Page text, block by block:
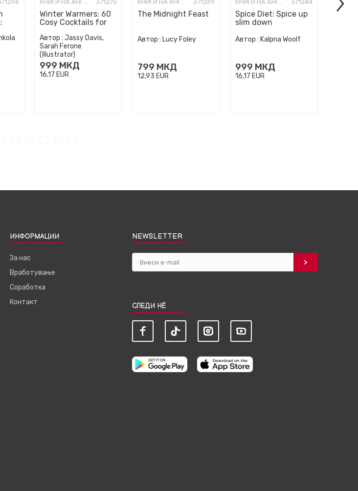
КНИГИ НА АНГЛИСКИ ЈАЗИК 371270
Winter Warmers: 60
Cosy Cocktails for
Автор : Jassy Davis,
Sarah Ferone
(Illustrator)
999 МКД
16,17 EUR
КНИГИ НА АНГЛИСКИ ЈАЗИК 371269
The Midnight Feast
Автор : Lucy Foley
799 МКД
12,93 EUR
КНИГИ НА АНГЛИСКИ ЈАЗИК 371244
Spice Diet: Spice up
slim down
Автор : Kalpna Woolf
999 МКД
16,17 EUR
How
ИНФОРМАЦИИ
За нас
Вработување
Соработка
Контакт
NEWSLETTER
СЛЕДИ НЀ